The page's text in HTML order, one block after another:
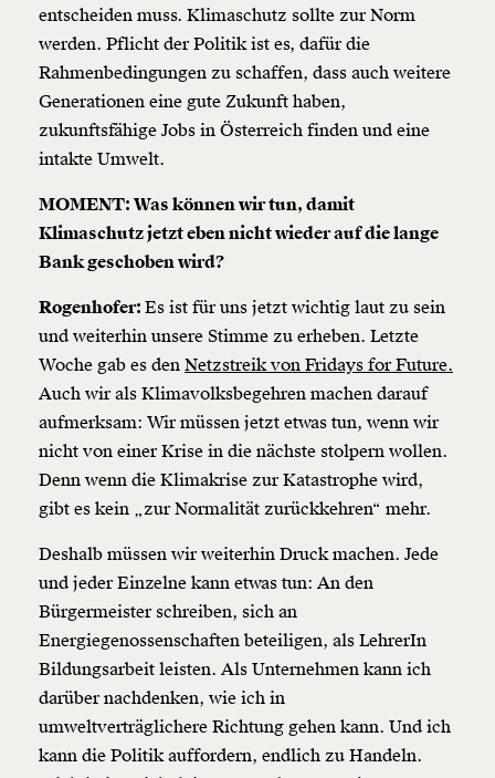
entscheiden muss. Klimaschutz sollte zur Norm
werden. Pflicht der Politik ist es, dafür die
Rahmenbedingungen zu schaffen, dass auch weitere
Generationen eine gute Zukunft haben,
zukunftsfähige Jobs in Österreich finden und eine
intakte Umwelt.
MOMENT: Was können wir tun, damit
Klimaschutz jetzt eben nicht wieder auf die lange
Bank geschoben wird?
Rogenhofer: Es ist für uns jetzt wichtig laut zu sein
und weiterhin unsere Stimme zu erheben. Letzte
Woche gab es den Netzstreik von Fridays for Future.
Auch wir als Klimavolksbegehren machen darauf
aufmerksam: Wir müssen jetzt etwas tun, wenn wir
nicht von einer Krise in die nächste stolpern wollen.
Denn wenn die Klimakrise zur Katastrophe wird,
gibt es kein „zur Normalität zurückkehren“ mehr.
Deshalb müssen wir weiterhin Druck machen. Jede
und jeder Einzelne kann etwas tun: An den
Bürgermeister schreiben, sich an
Energiegenossenschaften beteiligen, als LehrerIn
Bildungsarbeit leisten. Als Unternehmen kann ich
darüber nachdenken, wie ich in
umweltverträglichere Richtung gehen kann. Und ich
kann die Politik auffordern, endlich zu Handeln.